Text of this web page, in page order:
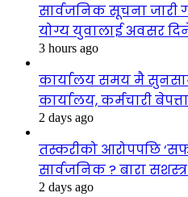
सार्वजनिक सूचना जारी
योग्य युवालाई अवसर
3 hours ago
कार्यालय समय मै
कार्यालय, कर्मचारी बेपत्ता
2 days ago
तस्करीको आरोपपछि
सार्वजनिक ? बारा सशस्त्र
2 days ago